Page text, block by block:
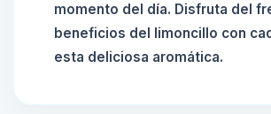
momento del día. Disfruta del
beneficios del limoncillo con
esta deliciosa aromática.